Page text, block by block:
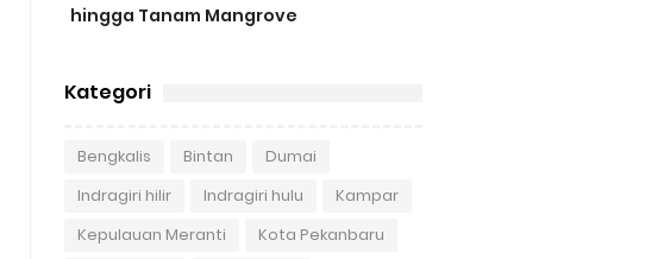
hingga Tanam Mangrove
Kategori
Bengkalis Bintan
Dumai
Indragiri hilir
Indragiri hulu
Kampar
Kepulauan Meranti
Kota Pekanbaru